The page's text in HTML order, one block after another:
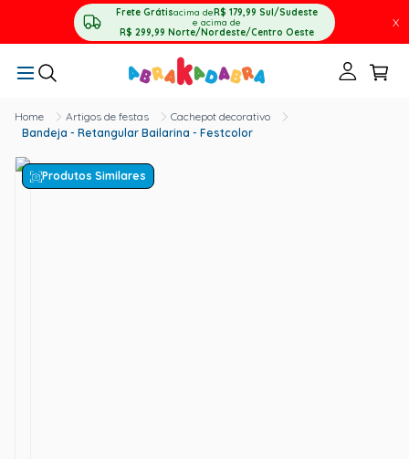
Frete Grátisacima deR$ 179,99 Sul/Sudeste
e acima de
R$ 299,99 Norte/Nordeste/Centro Oeste
X
Artigos de festas
Cachepot decorativo
Bandeja - Retangular Bailarina - Festcolor
Produtos Similares